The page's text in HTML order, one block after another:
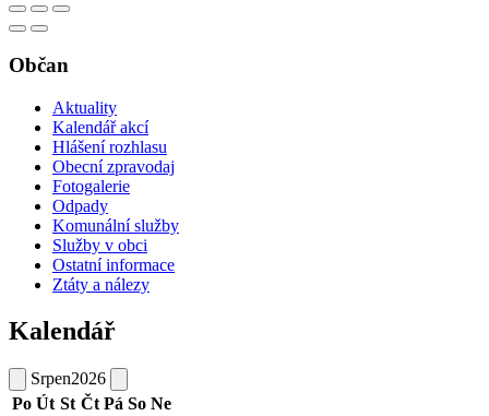
Občan
Aktuality
Kalendář akcí
Hlášení rozhlasu
Obecní zpravodaj
Fotogalerie
Odpady
Komunální služby
Služby v obci
Ostatní informace
Ztáty a nálezy
Kalendář
Srpen2026
Po Út St Čt Pá So Ne